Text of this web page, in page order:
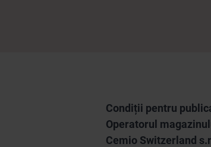
Condiții pentru
Operatorul
Cemio Switzerland